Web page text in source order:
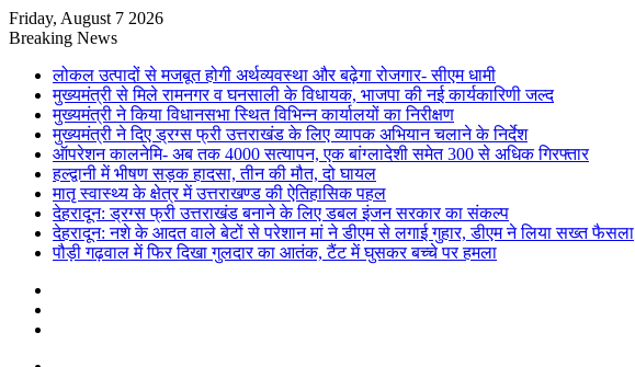
Friday, August 7 2026
Breaking News
लोकल उत्पादों से मजबूत होगी अर्थव्यवस्था और बढ़ेगा रोजगार- सीएम धामी
मुख्यमंत्री से मिले रामनगर व घनसाली के विधायक, भाजपा की नई कार्यकारिणी जल्द
मुख्यमंत्री ने किया विधानसभा स्थित विभिन्न कार्यालयों का निरीक्षण
मुख्यमंत्री ने दिए ड्रग्स फ्री उत्तराखंड के लिए व्यापक अभियान चलाने के निर्देश
ऑपरेशन कालनेमि- अब तक 4000 सत्यापन, एक बांग्लादेशी समेत 300 से अधिक गिरफ्तार
हल्द्वानी में भीषण सड़क हादसा, तीन की मौत, दो घायल
मातृ स्वास्थ्य के क्षेत्र में उत्तराखण्ड की ऐतिहासिक पहल
देहरादून: ड्रग्स फ्री उत्तराखंड बनाने के लिए डबल इंजन सरकार का संकल्प
देहरादून: नशे के आदत वाले बेटों से परेशान मां ने डीएम से लगाई गुहार, डीएम ने लिया सख्त फैसला
पौड़ी गढ़वाल में फिर दिखा गुलदार का आतंक, टैंट में घुसकर बच्चे पर हमला